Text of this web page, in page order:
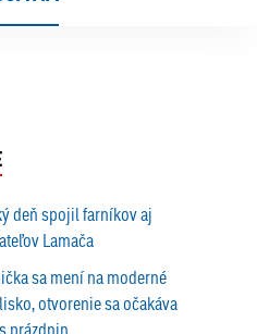
deň spojil farníkov aj
Lamača
sa mení na moderné
otvorenie sa očakáva